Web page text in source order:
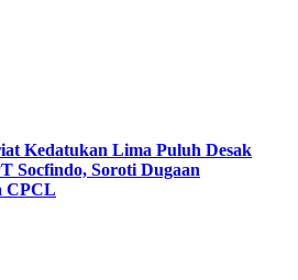
Kedatukan Lima Puluh Desak
Socfindo, Soroti Dugaan
CPCL